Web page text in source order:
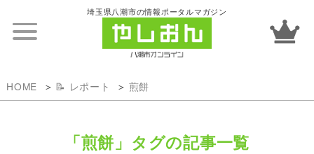
埼玉県八潮市の情報ポータルマガジン
HOME 📝 レポート 煎餅
「煎餅」タグの記事一覧